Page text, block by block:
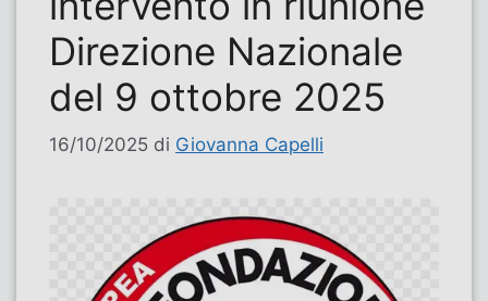
Direzione Nazionale
del 9 ottobre 2025
16/10/2025 di Giovanna Capelli